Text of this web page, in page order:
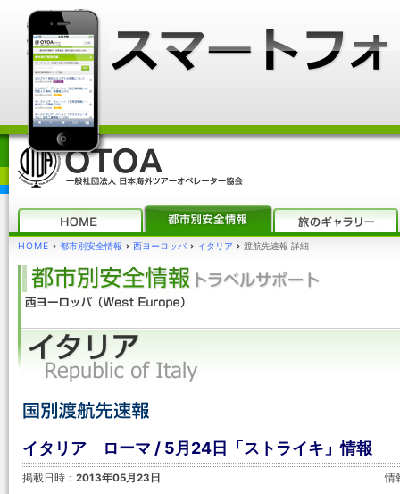
HOME › 都市別安全情報 › 西ヨーロッパ › イタリア › 渡航先速報 詳細
イタリア ローマ / 5月24日「ストライキ」情報
掲載日時： 2013年05月23日 情